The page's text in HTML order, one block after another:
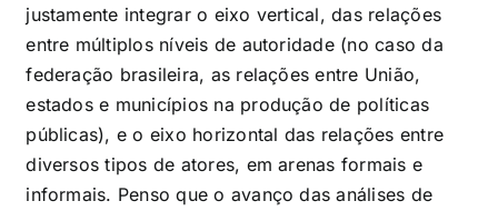
justamente integrar o eixo vertical, das relações
entre múltiplos níveis de autoridade (no caso da
federação brasileira, as relações entre União,
estados e municípios na produção de políticas
públicas), e o eixo horizontal das relações entre
diversos tipos de atores, em arenas formais e
informais. Penso que o avanço das análises de